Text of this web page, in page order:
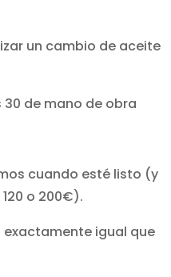
un cambio de aceite
de mano de obra
cuando esté listo (y
o 200€).
exactamente igual que